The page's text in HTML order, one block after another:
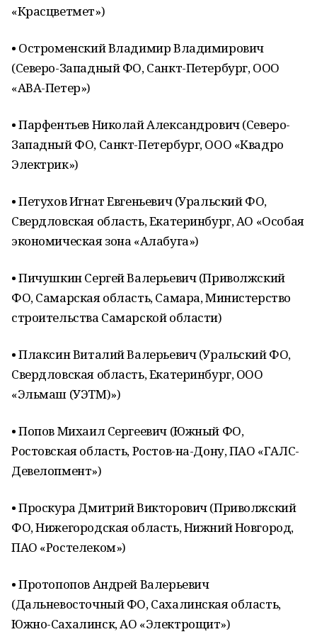
«Красцветмет»)
• Остроменский Владимир Владимирович
(Северо-Западный ФО, Санкт-Петербург, ООО
«АВА-Петер»)
• Парфентьев Николай Александрович (Северо-
Западный ФО, Санкт-Петербург, ООО «Квадро
Электрик»)
• Петухов Игнат Евгеньевич (Уральский ФО,
Свердловская область, Екатеринбург, АО «Особая
экономическая зона «Алабуга»)
• Пичушкин Сергей Валерьевич (Приволжский
ФО, Самарская область, Самара, Министерство
строительства Самарской области)
• Плаксин Виталий Валерьевич (Уральский ФО,
Свердловская область, Екатеринбург, ООО
«Эльмаш (УЭТМ)»)
• Попов Михаил Сергеевич (Южный ФО,
Ростовская область, Ростов-на-Дону, ПАО «ГАЛС-
Девелопмент»)
• Проскура Дмитрий Викторович (Приволжский
ФО, Нижегородская область, Нижний Новгород,
ПАО «Ростелеком»)
• Протопопов Андрей Валерьевич
(Дальневосточный ФО, Сахалинская область,
Южно-Сахалинск, АО «Электрощит»)